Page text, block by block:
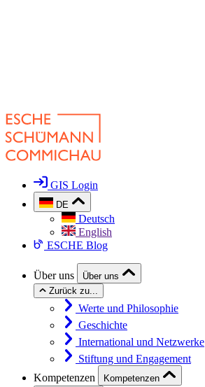
GIS Login
DE
Deutsch
English
ESCHE Blog
Über uns
Über uns
Zurück zu...
Werte und Philosophie
Geschichte
International und Netzwerke
Stiftung und Engagement
Kompetenzen
Kompetenzen